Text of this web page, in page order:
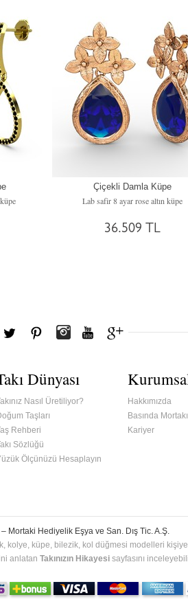
Çiçekli Damla Küpe
Lab safir 8 ayar rose altın küpe
36.509 TL
Dünyası
Nasıl Üretiliyor?
Taşları
Rehberi
Sözlüğü
Ölçünüzü Hesaplayın
Hakkımızda
Basında Mortakı
Kariyer
– Mortaki Hediyelik Eşya ve San. Dış Tic. A.Ş.
kolye, küpe, bilezik, kol düğmesi modelleri
anlatan Takınızın Hikayesi sayfasını